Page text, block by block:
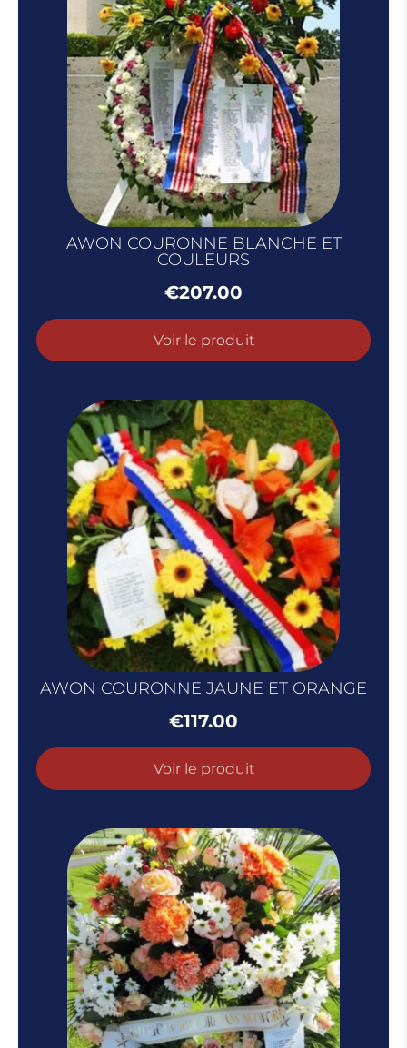
AWON COURONNE BLANCHE ET
COULEURS
€207.00
Voir le produit
AWON COURONNE JAUNE ET ORANGE
€117.00
Voir le produit